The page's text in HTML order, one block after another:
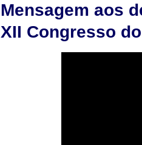
Mensagem aos
XII Congresso